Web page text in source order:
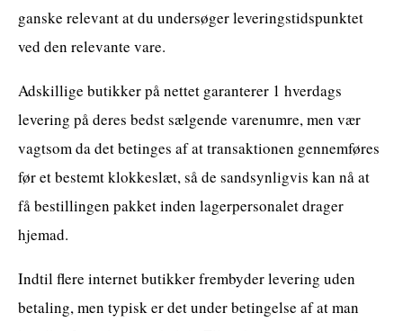
ganske relevant at du undersøger leveringstidspunktet
ved den relevante vare.
Adskillige butikker på nettet garanterer 1 hverdags
levering på deres bedst sælgende varenumre, men vær
vagtsom da det betinges af at transaktionen gennemføres
før et bestemt klokkeslæt, så de sandsynligvis kan nå at
få bestillingen pakket inden lagerpersonalet drager
hjemad.
Indtil flere internet butikker frembyder levering uden
betaling, men typisk er det under betingelse af at man